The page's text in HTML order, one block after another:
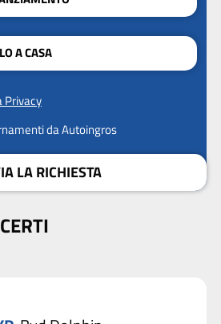
A CASA
Privacy
da Autoingros
LA RICHIESTA